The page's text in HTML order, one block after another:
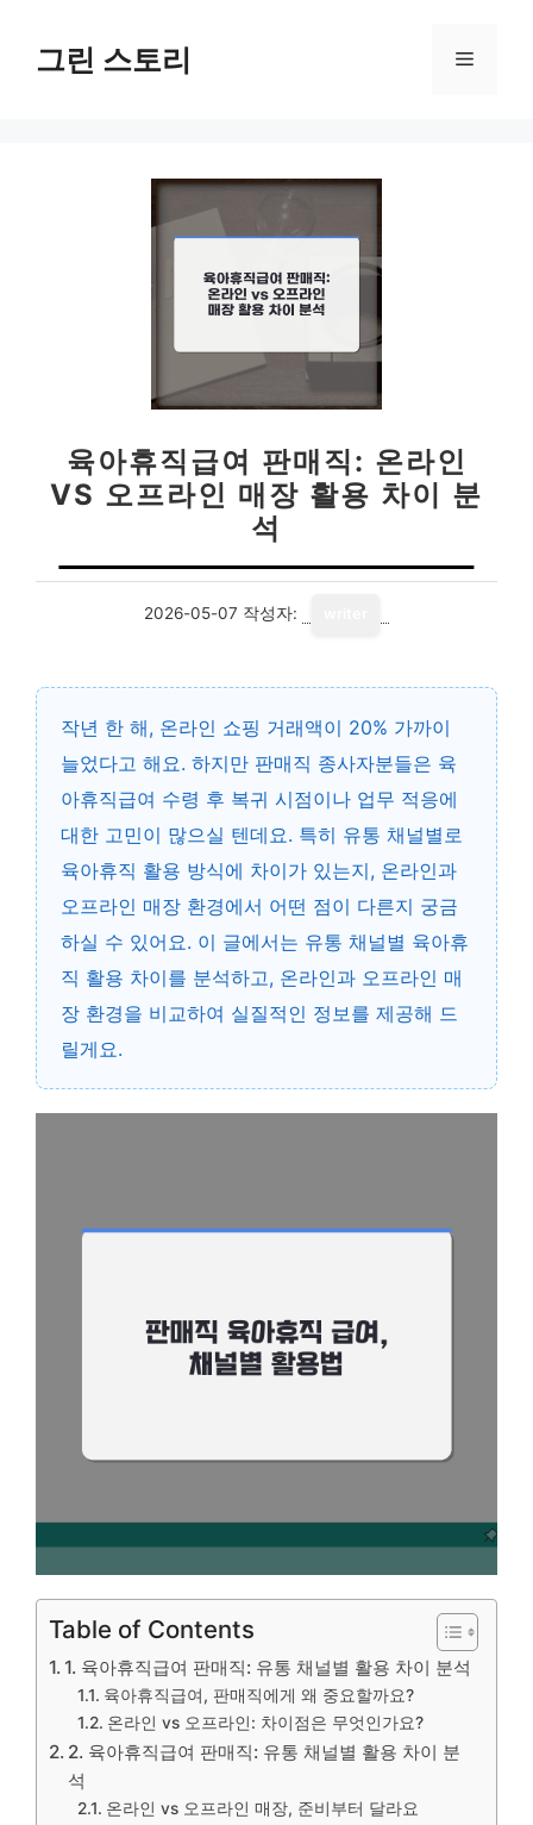
그린 스토리 메
육아휴직급여 판매직: 온라인
VS 오프라인 매장 활용 차이 분
석
2026-05-07 작성자:
작년 한 해, 온라인 쇼핑 거래액이 20% 가까이
늘었다고 해요. 하지만 판매직 종사자분들은 육
아휴직급여 수령 후 복귀 시점이나 업무 적응에
대한 고민이 많으실 텐데요. 특히 유통 채널별로
육아휴직 활용 방식에 차이가 있는지, 온라인과
오프라인 매장 환경에서 어떤 점이 다른지 궁금
하실 수 있어요. 이 글에서는 유통 채널별 육아휴
직 활용 차이를 분석하고, 온라인과 오프라인 매
장 환경을 비교하여 실질적인 정보를 제공해 드
릴게요.
Table of Contents
1. 육아휴직급여 판매직: 유통 채널별 활용 차이 분석
육아휴직급여, 판매직에게 왜 중요할까요?
온라인 vs 오프라인: 차이점은 무엇인가요?
2. 육아휴직급여 판매직: 유통 채널별 활용 차이 분
석
온라인 vs 오프라인 매장, 준비부터 달라요